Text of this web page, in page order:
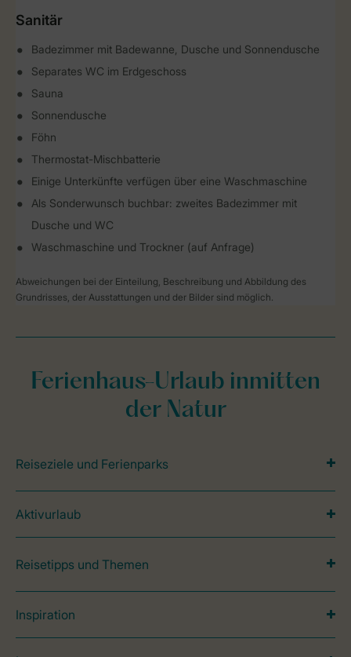
Sanitär
Badezimmer mit Badewanne, Dusche und Sonnendusche
Separates WC im Erdgeschoss
Sauna
Sonnendusche
Föhn
Thermostat-Mischbatterie
Einige Unterkünfte verfügen über eine Waschmaschine
Als Sonderwunsch buchbar: zweites Badezimmer mit
Dusche und WC
Waschmaschine und Trockner (auf Anfrage)
Abweichungen bei der Einteilung, Beschreibung und Abbildung des
Grundrisses, der Ausstattungen und der Bilder sind möglich.
Ferienhaus-Urlaub inmitten
der Natur
Reiseziele und Ferienparks
Aktivurlaub
Reisetipps und Themen
Inspiration